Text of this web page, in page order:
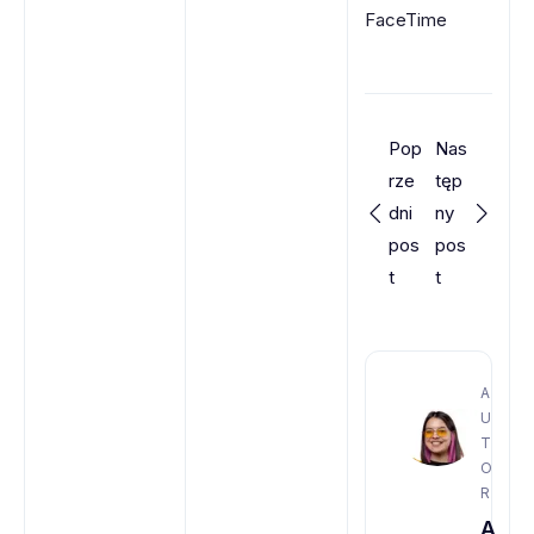
FaceTime
Pop
rze
dni
pos
t
Nas
tęp
ny
pos
t
A
U
T
O
R
A